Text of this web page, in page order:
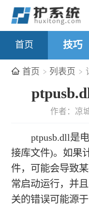
首页 技巧
首页 列表页
作者：凉
ptpusb.dll是
接库文件)。如果
件，可能会导致
常启动运行，并
关的错误可能源